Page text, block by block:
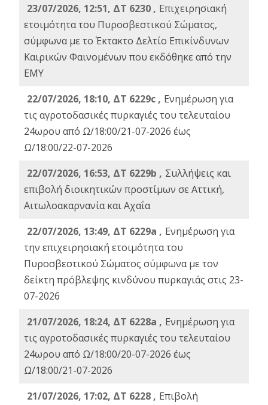
23/07/2026, 12:51, ΔΤ 6230 , Επιχειρησιακή
ετοιμότητα του Πυροσβεστικού Σώματος,
σύμφωνα με το Έκτακτο Δελτίο Επικίνδυνων
Καιρικών Φαινομένων που εκδόθηκε από την
ΕΜΥ
22/07/2026, 18:10, ΔΤ 6229c , Ενημέρωση για
τις αγροτοδασικές πυρκαγιές του τελευταίου
24ωρου από Ω/18:00/21-07-2026 έως
Ω/18:00/22-07-2026
22/07/2026, 16:53, ΔΤ 6229b , Σuλλήψεις και
επιβολή διοικητικών προστίμων σε Αττική,
Αιτωλοακαρνανία και Αχαΐα
22/07/2026, 13:49, ΔΤ 6229a , Ενημέρωση για
την επιχειρησιακή ετοιμότητα του
Πυροσβεστικού Σώματος σύμφωνα με τον
δείκτη πρόβλεψης κινδύνου πυρκαγιάς στις 23-
07-2026
21/07/2026, 18:24, ΔΤ 6228a , Ενημέρωση για
τις αγροτοδασικές πυρκαγιές του τελευταίου
24ωρου από Ω/18:00/20-07-2026 έως
Ω/18:00/21-07-2026
21/07/2026, 17:02, ΔΤ 6228 , Επιβολή